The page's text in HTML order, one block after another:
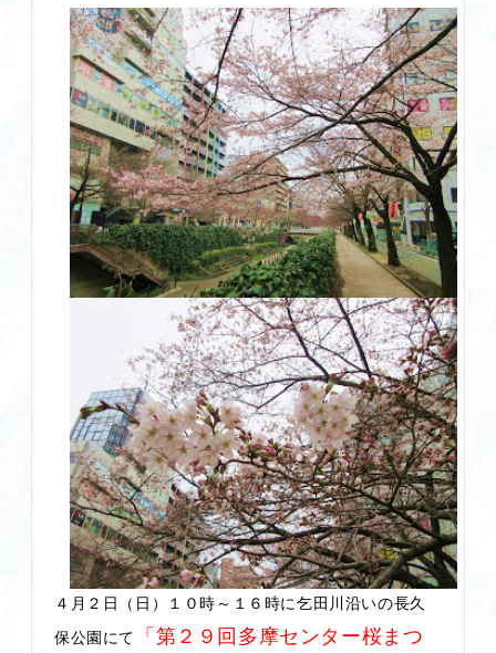
４月２日（日）１０時～１６時に乞田川沿いの長久
保公園にて 「第２９回多摩センター桜まつ